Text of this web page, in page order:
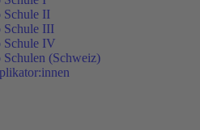
Schule II
Schule III
Schule IV
Schulen (Schweiz)